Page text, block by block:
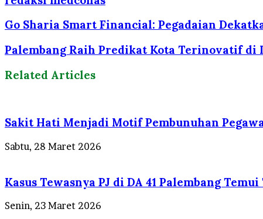
Go Sharia Smart Financial: Pegadaian
Palembang Raih Predikat Kota Terinovatif di
Related Articles
Sakit Hati Menjadi Motif Pembunuhan
Sabtu, 28 Maret 2026
Kasus Tewasnya PJ di DA 41 Palembang
Senin, 23 Maret 2026